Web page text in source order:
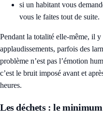
si un habitant vous
vous le faites tout de suite.
Pendant la totalité elle-même, il
applaudissements, parfois des
problème n’est pas l’émotion
c’est le bruit imposé avant et
heures.
Les déchets : le